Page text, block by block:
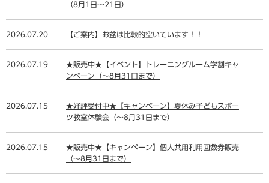
（8月1日～21日）
2026.07.20 【ご案内】お盆は比較的空いています！！
2026.07.19
★販売中★【イベント】トレーニングルーム学割キャ
ンペーン（～8月31日まで）
2026.07.15
★好評受付中★【キャンペーン】夏休み子どもスポー
ツ教室体験会（～8月31日まで）
2026.07.15
★販売中★【キャンペーン】個人共用利用回数券販売
（～8月31日まで）